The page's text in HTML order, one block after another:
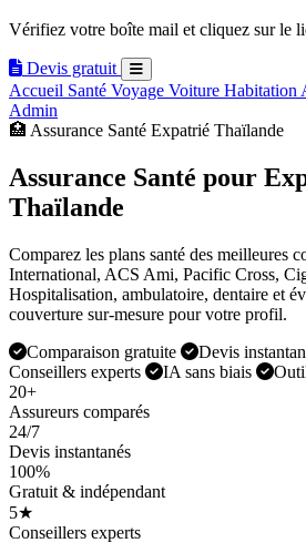
Vérifiez votre boîte mail et cliquez sur le
Devis gratuit
Accueil Santé Voyage Voiture Habitation
Admin
🏥 Assurance Santé Expatrié Thaïlande
Assurance Santé pour
Thaïlande
Comparez les plans santé des meilleures
International, ACS Ami, Pacific Cross,
Hospitalisation, ambulatoire, dentaire et
couverture sur-mesure pour votre profil.
Comparaison gratuite
Devis
Conseillers experts
IA sans biais
20+
Assureurs comparés
24/7
Devis instantanés
100%
Gratuit & indépendant
5★
Conseillers experts